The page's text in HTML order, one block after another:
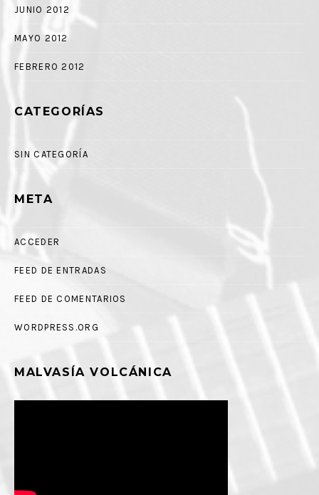
JUNIO 2012
MAYO 2012
FEBRERO 2012
CATEGORÍAS
SIN CATEGORÍA
META
ACCEDER
FEED DE ENTRADAS
FEED DE COMENTARIOS
WORDPRESS.ORG
MALVASÍA VOLCÁNICA